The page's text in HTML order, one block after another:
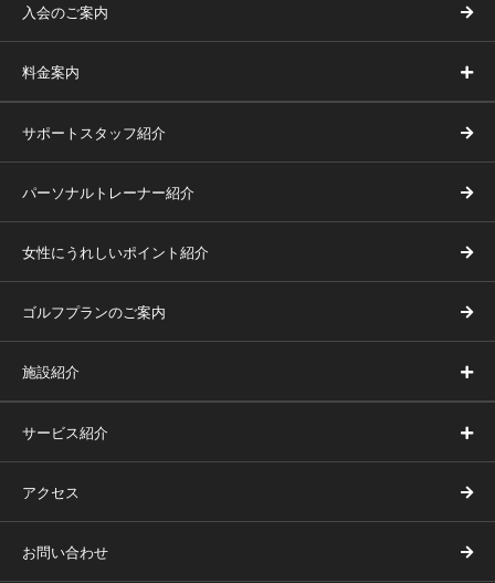
入会のご案内
料金案内
サポートスタッフ紹介
パーソナルトレーナー紹介
女性にうれしいポイント紹介
ゴルフプランのご案内
施設紹介
サービス紹介
アクセス
お問い合わせ